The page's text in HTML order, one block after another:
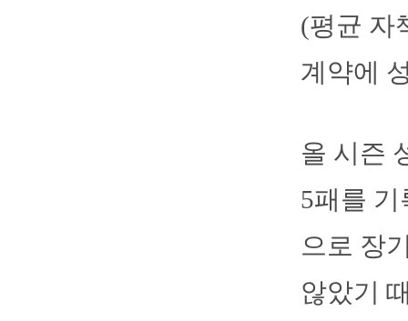
(평균 자
계약에
올 시즌
5패를 기
으로 장
않았기